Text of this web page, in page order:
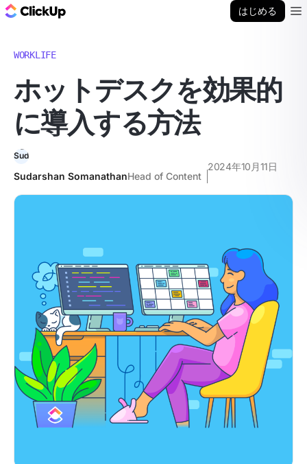
はじめる
WORKLIFE
ホットデスクを効果的
に導入する方法
Sudarshan SomanathanHead of Content
2024年10月11日